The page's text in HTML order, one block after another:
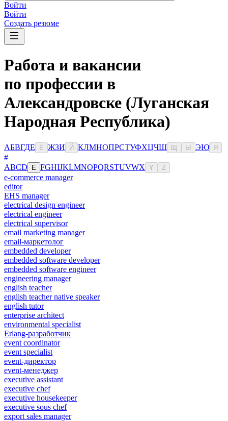
Войти
Войти
Создать резюме
Работа и вакансии
по профессии в
Александровске (Луганская
Народная Республика)
АБВГДЕ Ё ЖЗИ Й КЛМНОПРСТУФХЦЧШ Ы ЭЮ Я
#
ABCD E FGHIJKLMNOPQRSTUVWX Y Z
e-commerce manager
editor
EHS manager
electrical design engineer
electrical engineer
electrical supervisor
email marketing manager
email-маркетолог
embedded developer
embedded software developer
embedded software engineer
engineering manager
english teacher
english teacher native speaker
english tutor
enterprise architect
environmental specialist
Erlang-разработчик
event coordinator
event specialist
event-директор
event-менеджер
executive assistant
executive chef
executive housekeeper
executive sous chef
export sales manager